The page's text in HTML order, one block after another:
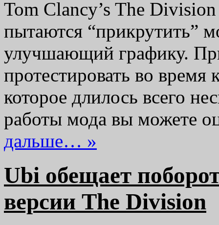
Tom Clancy’s The
пытаются “прикрутить”
улучшающий графику.
протестировать во время
которое длилось всего
работы мода вы можете
дальше… »
Ubi обещает
версии The Division